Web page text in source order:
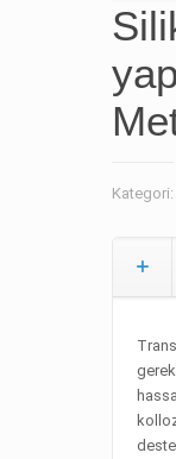
Kategori: